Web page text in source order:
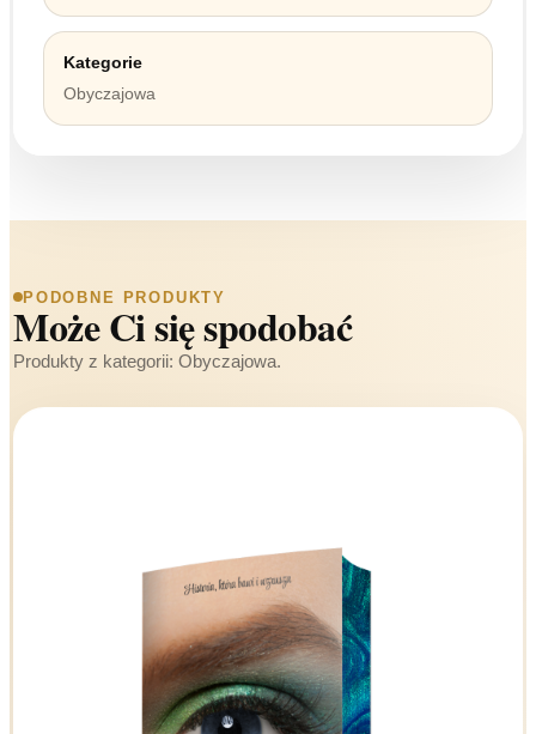
Kategorie
Obyczajowa
PODOBNE PRODUKTY
Może Ci się spodobać
Produkty z kategorii: Obyczajowa.